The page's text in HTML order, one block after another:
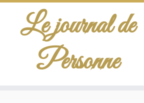
Le journal de
Personne